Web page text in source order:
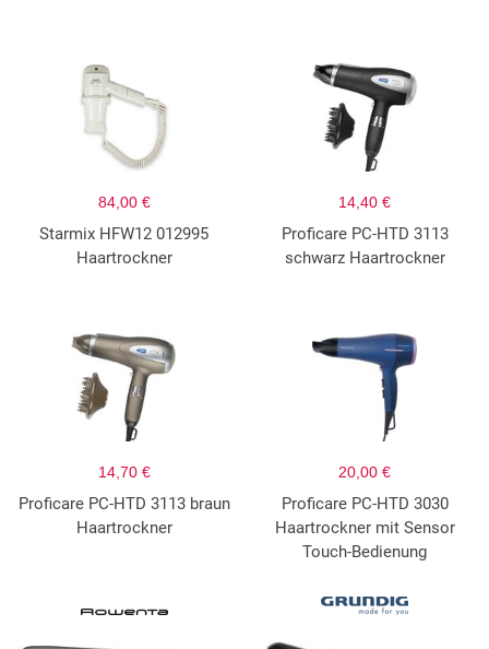
84,00 €
Starmix HFW12 012995
Haartrockner
14,40 €
Proficare PC-HTD 3113
schwarz Haartrockner
14,70 €
Proficare PC-HTD 3113 braun
Haartrockner
20,00 €
Proficare PC-HTD 3030
Haartrockner mit Sensor
Touch-Bedienung